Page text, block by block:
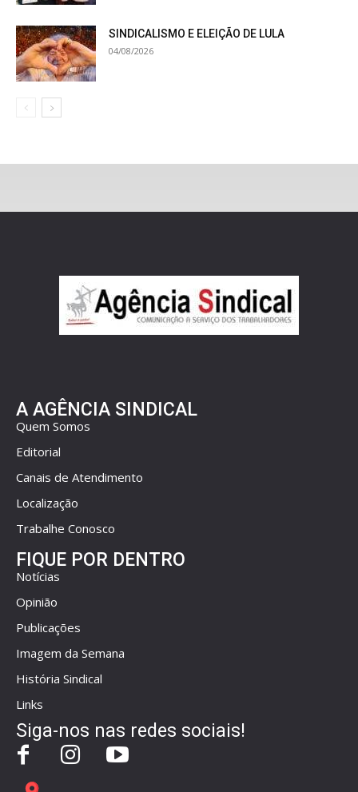
SINDICALISMO E ELEIÇÃO DE LULA
04/08/2026
A AGÊNCIA SINDICAL
Quem Somos
Editorial
Canais de Atendimento
Localização
Trabalhe Conosco
FIQUE POR DENTRO
Notícias
Opinião
Publicações
Imagem da Semana
História Sindical
Links
Siga-nos nas redes sociais!